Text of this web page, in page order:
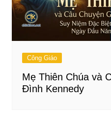
Công Giáo
Mẹ Thiên Chúa và
Đình Kennedy